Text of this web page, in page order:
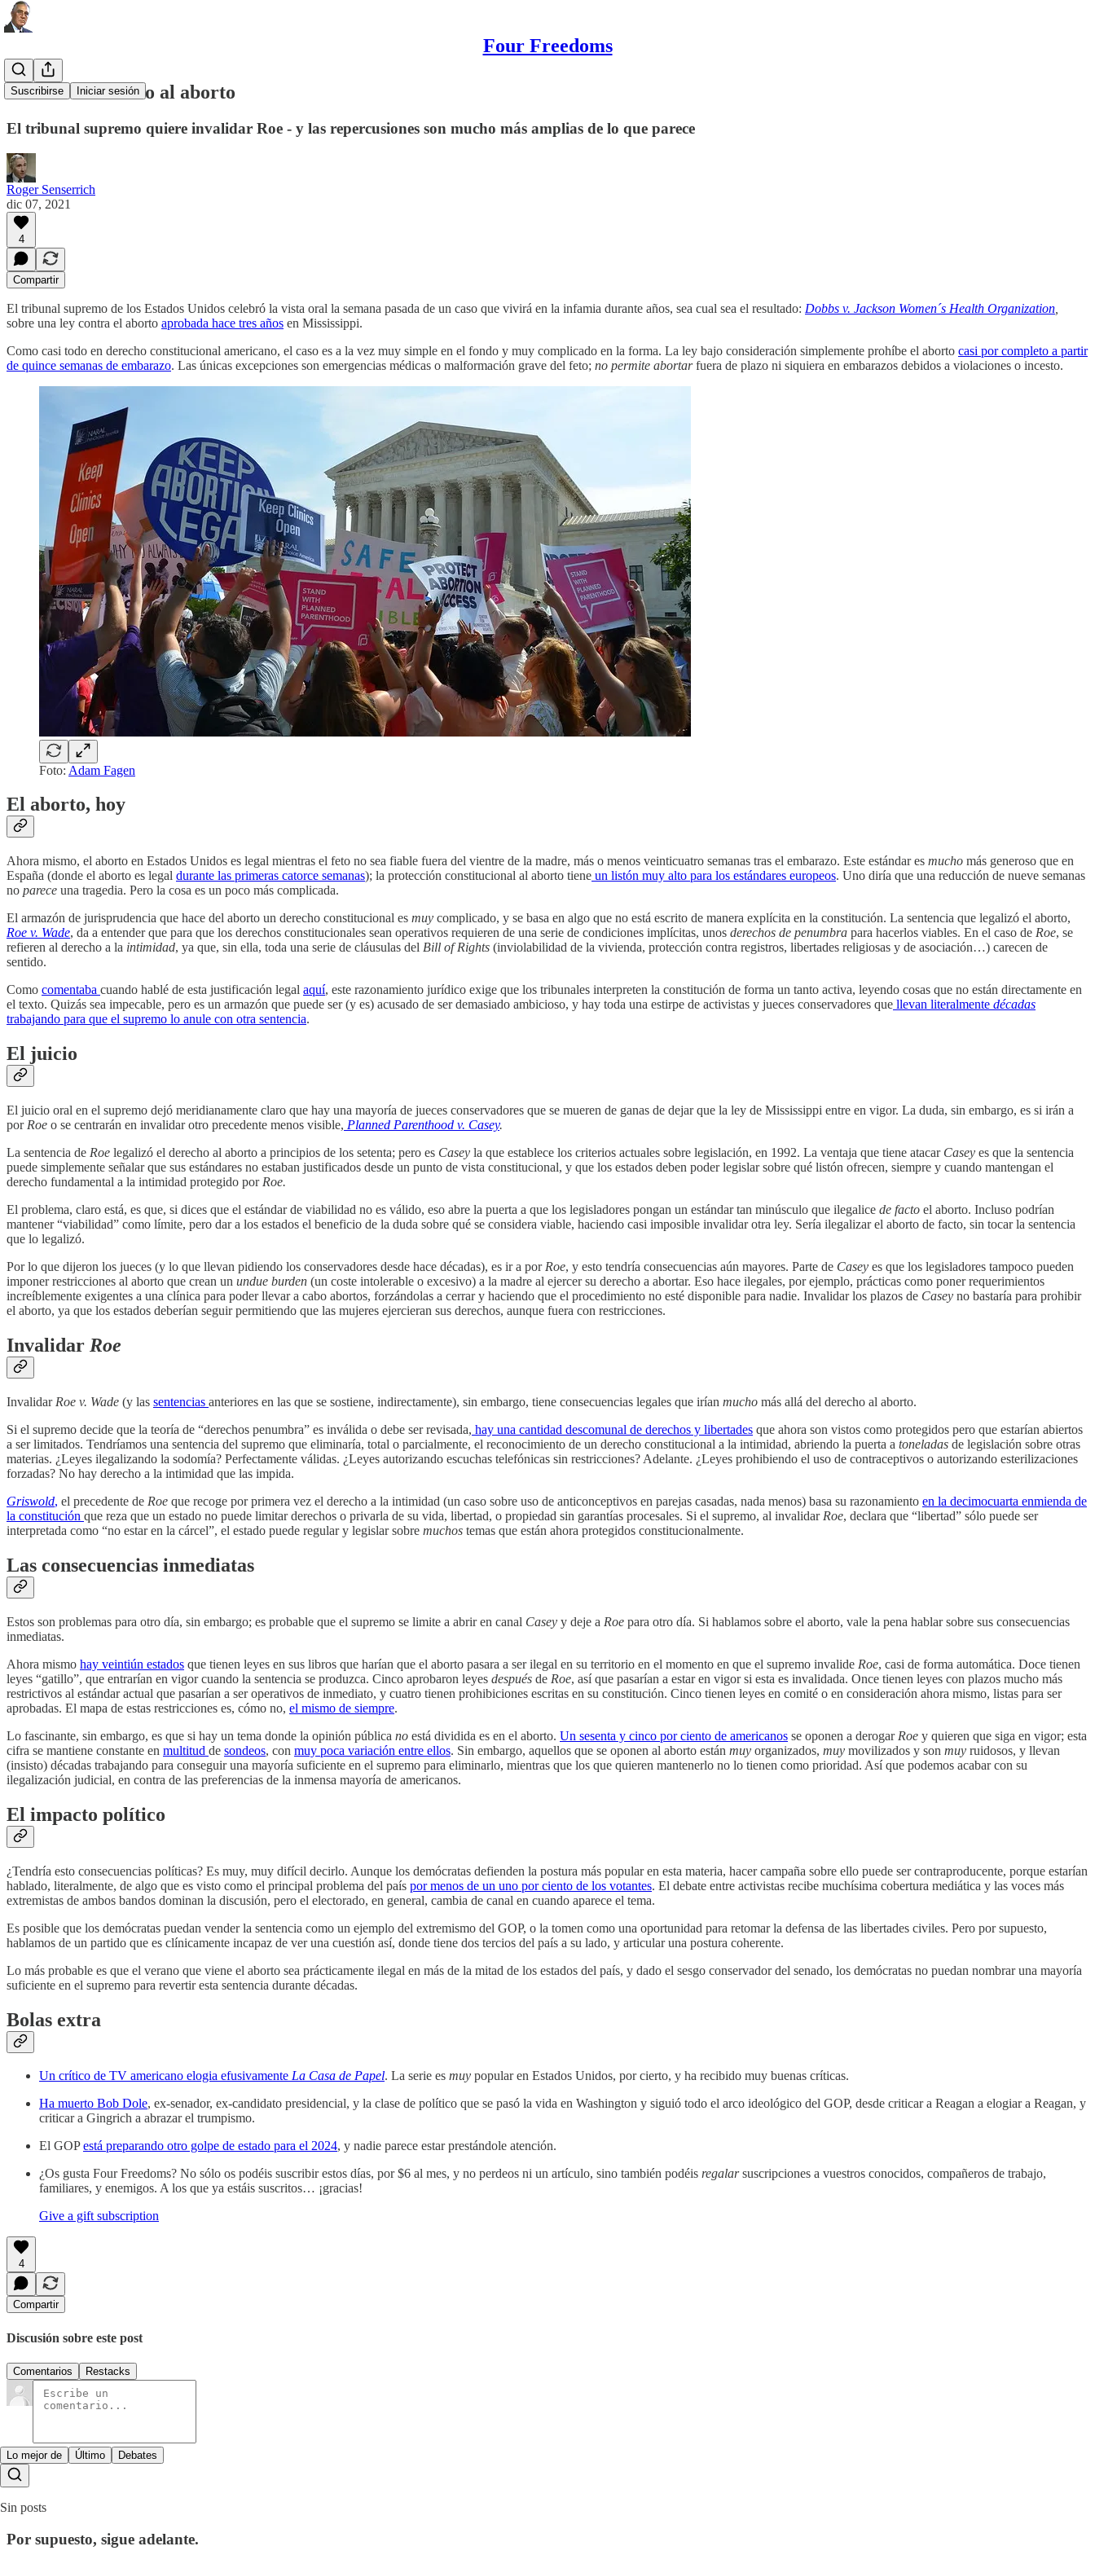
Four Freedoms
Suscribirse Iniciar sesión
El fin del derecho al aborto
El tribunal supremo quiere invalidar Roe - y las repercusiones son mucho más amplias de lo que parece
Roger Senserrich
dic 07, 2021
4
Compartir
El tribunal supremo de los Estados Unidos celebró la vista oral la semana pasada de un caso que vivirá en la infamia durante años, sea cual sea el resultado: Dobbs v. Jackson Women´s Health Organization
sobre una ley contra el aborto aprobada hace tres años en Mississippi.
Como casi todo en derecho constitucional americano, el caso es a la vez muy simple en el fondo y muy complicado en la forma. La ley bajo consideración simplemente prohíbe el aborto casi por completo a partir
de quince semanas de embarazo. Las únicas excepciones son emergencias médicas o malformación grave del feto; no permite abortarfuera de plazo ni siquiera en embarazos debidos a violaciones o incesto.
Foto: Adam Fagen
El aborto, hoy
Ahora mismo, el aborto en Estados Unidos es legal mientras el feto no sea fiable fuera del vientre de la madre, más o menos veinticuatro semanas tras el embarazo. Este estándar es mucho más generoso que en
España (donde el aborto es legal durante las primeras catorce semanas); la protección constitucional al aborto tiene un listón muy alto para los estándares europeos. Uno diría que una reducción de nueve semanas
no parece una tragedia. Pero la cosa es un poco más complicada.
El armazón de jurisprudencia que hace del aborto un derecho constitucional es muy complicado, y se basa en algo que no está escrito de manera explícita en la constitución. La sentencia que legalizó el aborto,
Roe v. Wade, da a entender que para que los derechos constitucionales sean operativos requieren de una serie de condiciones implícitas, unos derechos de penumbra para hacerlos viables. En el caso de Roe, se
refieren al derecho a la intimidad, ya que, sin ella, toda una serie de cláusulas del Bill of Rights (inviolabilidad de la vivienda, protección contra registros, libertades religiosas y de asociación…) carecen de
sentido.
Como comentaba cuando hablé de esta justificación legal aquí, este razonamiento jurídico exige que los tribunales interpreten la constitución de forma un tanto activa, leyendo cosas que no están directamente en
el texto. Quizás sea impecable, pero es un armazón que puede ser (y es) acusado de ser demasiado ambicioso, y hay toda una estirpe de activistas y jueces conservadores que llevan literalmente décadas
trabajando para que el supremo lo anule con otra sentencia.
El juicio
El juicio oral en el supremo dejó meridianamente claro que hay una mayoría de jueces conservadores que se mueren de ganas de dejar que la ley de Mississippi entre en vigor. La duda, sin embargo, es si irán a
por Roe o se centrarán en invalidar otro precedente menos visible, Planned Parenthood v. Casey.
La sentencia de Roe legalizó el derecho al aborto a principios de los setenta; pero es Casey la que establece los criterios actuales sobre legislación, en 1992. La ventaja que tiene atacar Casey es que la sentencia
puede simplemente señalar que sus estándares no estaban justificados desde un punto de vista constitucional, y que los estados deben poder legislar sobre qué listón ofrecen, siempre y cuando mantengan el
derecho fundamental a la intimidad protegido por Roe.
El problema, claro está, es que, si dices que el estándar de viabilidad no es válido, eso abre la puerta a que los legisladores pongan un estándar tan minúsculo que ilegalice de facto el aborto. Incluso podrían
mantener “viabilidad” como límite, pero dar a los estados el beneficio de la duda sobre qué se considera viable, haciendo casi imposible invalidar otra ley. Sería ilegalizar el aborto de facto, sin tocar la sentencia
que lo legalizó.
Por lo que dijeron los jueces (y lo que llevan pidiendo los conservadores desde hace décadas), es ir a por Roe, y esto tendría consecuencias aún mayores. Parte de Casey es que los legisladores tampoco pueden
imponer restricciones al aborto que crean un undue burden (un coste intolerable o excesivo) a la madre al ejercer su derecho a abortar. Eso hace ilegales, por ejemplo, prácticas como poner requerimientos
increíblemente exigentes a una clínica para poder llevar a cabo abortos, forzándolas a cerrar y haciendo que el procedimiento no esté disponible para nadie. Invalidar los plazos de Casey no bastaría para prohibir
el aborto, ya que los estados deberían seguir permitiendo que las mujeres ejercieran sus derechos, aunque fuera con restricciones.
Invalidar Roe
Invalidar Roe v. Wade (y las sentencias anteriores en las que se sostiene, indirectamente), sin embargo, tiene consecuencias legales que irían mucho más allá del derecho al aborto.
Si el supremo decide que la teoría de “derechos penumbra” es inválida o debe ser revisada, hay una cantidad descomunal de derechos y libertades que ahora son vistos como protegidos pero que estarían abiertos
a ser limitados. Tendríamos una sentencia del supremo que eliminaría, total o parcialmente, el reconocimiento de un derecho constitucional a la intimidad, abriendo la puerta a toneladas de legislación sobre otras
materias. ¿Leyes ilegalizando la sodomía? Perfectamente válidas. ¿Leyes autorizando escuchas telefónicas sin restricciones? Adelante. ¿Leyes prohibiendo el uso de contraceptivos o autorizando esterilizaciones
forzadas? No hay derecho a la intimidad que las impida.
Griswold, el precedente de Roe que recoge por primera vez el derecho a la intimidad (un caso sobre uso de anticonceptivos en parejas casadas, nada menos) basa su razonamiento en la decimocuarta enmienda de
la constitución que reza que un estado no puede limitar derechos o privarla de su vida, libertad, o propiedad sin garantías procesales. Si el supremo, al invalidar Roe, declara que “libertad” sólo puede ser
interpretada como “no estar en la cárcel”, el estado puede regular y legislar sobre muchos temas que están ahora protegidos constitucionalmente.
Las consecuencias inmediatas
Estos son problemas para otro día, sin embargo; es probable que el supremo se limite a abrir en canal Casey y deje a Roe para otro día. Si hablamos sobre el aborto, vale la pena hablar sobre sus consecuencias
inmediatas.
Ahora mismo hay veintiún estados que tienen leyes en sus libros que harían que el aborto pasara a ser ilegal en su territorio en el momento en que el supremo invalide Roe, casi de forma automática. Doce tienen
leyes “gatillo”, que entrarían en vigor cuando la sentencia se produzca. Cinco aprobaron leyes después de Roe, así que pasarían a estar en vigor si esta es invalidada. Once tienen leyes con plazos mucho más
restrictivos al estándar actual que pasarían a ser operativos de inmediato, y cuatro tienen prohibiciones escritas en su constitución. Cinco tienen leyes en comité o en consideración ahora mismo, listas para ser
aprobadas. El mapa de estas restricciones es, cómo no, el mismo de siempre.
Lo fascinante, sin embargo, es que si hay un tema donde la opinión pública no está dividida es en el aborto. Un sesenta y cinco por ciento de americanos se oponen a derogar Roe y quieren que siga en vigor; esta
cifra se mantiene constante en multitud de sondeos, con muy poca variación entre ellos. Sin embargo, aquellos que se oponen al aborto están muy organizados, muy movilizados y son muy ruidosos, y llevan
(insisto) décadas trabajando para conseguir una mayoría suficiente en el supremo para eliminarlo, mientras que los que quieren mantenerlo no lo tienen como prioridad. Así que podemos acabar con su
ilegalización judicial, en contra de las preferencias de la inmensa mayoría de americanos.
El impacto político
¿Tendría esto consecuencias políticas? Es muy, muy difícil decirlo. Aunque los demócratas defienden la postura más popular en esta materia, hacer campaña sobre ello puede ser contraproducente, porque estarían
hablado, literalmente, de algo que es visto como el principal problema del país por menos de un uno por ciento de los votantes. El debate entre activistas recibe muchísima cobertura mediática y las voces más
extremistas de ambos bandos dominan la discusión, pero el electorado, en general, cambia de canal en cuando aparece el tema.
Es posible que los demócratas puedan vender la sentencia como un ejemplo del extremismo del GOP, o la tomen como una oportunidad para retomar la defensa de las libertades civiles. Pero por supuesto,
hablamos de un partido que es clínicamente incapaz de ver una cuestión así, donde tiene dos tercios del país a su lado, y articular una postura coherente.
Lo más probable es que el verano que viene el aborto sea prácticamente ilegal en más de la mitad de los estados del país, y dado el sesgo conservador del senado, los demócratas no puedan nombrar una mayoría
suficiente en el supremo para revertir esta sentencia durante décadas.
Bolas extra
Un crítico de TV americano elogia efusivamente La Casa de Papel. La serie es muy popular en Estados Unidos, por cierto, y ha recibido muy buenas críticas.
Ha muerto Bob Dole, ex-senador, ex-candidato presidencial, y la clase de político que se pasó la vida en Washington y siguió todo el arco ideológico del GOP, desde criticar a Reagan a elogiar a Reagan, y
criticar a Gingrich a abrazar el trumpismo.
El GOPestá preparando otro golpe de estado para el 2024, y nadie parece estar prestándole atención.
¿Os gusta Four Freedoms? No sólo os podéis suscribir estos días, por $6 al mes, y no perdeos ni un artículo, sino también podéis regalarsuscripciones a vuestros conocidos, compañeros de trabajo,
familiares, y enemigos. A los que ya estáis suscritos… ¡gracias!
Give a gift subscription
4
Compartir
Discusión sobre este post
Comentarios Restacks
Lo mejor de Último Debates
Sin posts
Por supuesto, sigue adelante.